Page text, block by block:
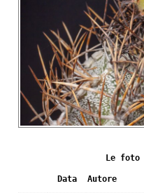
Le
Data Autore